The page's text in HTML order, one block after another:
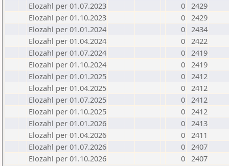
Elozahl per 01.07.2023
0 2429
Elozahl per 01.10.2023
0 2429
Elozahl per 01.01.2024
0 2434
Elozahl per 01.04.2024
0 2422
Elozahl per 01.07.2024
0 2419
Elozahl per 01.10.2024
0 2419
Elozahl per 01.01.2025
0 2412
Elozahl per 01.04.2025
0 2412
Elozahl per 01.07.2025
0 2412
Elozahl per 01.10.2025
0 2412
Elozahl per 01.01.2026
0 2413
Elozahl per 01.04.2026
0 2411
Elozahl per 01.07.2026
0 2407
Elozahl per 01.10.2026
0 2407